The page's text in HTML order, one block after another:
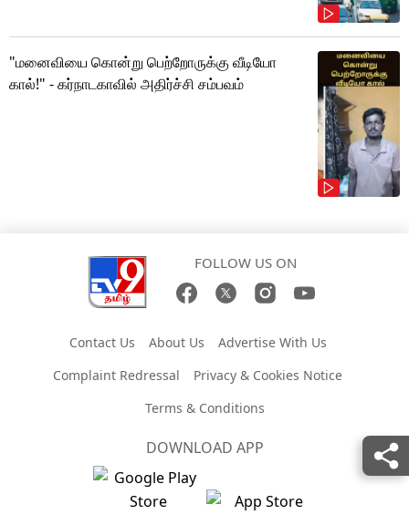
"மனைவியை கொன்று பெற்றோருக்கு வீடியோ
கால்!" - கர்நாடகாவில் அதிர்ச்சி சம்பவம்
FOLLOW US ON
Contact Us About Us
Advertise With Us
Complaint Redressal
Privacy & Cookies Notice
Terms & Conditions
DOWNLOAD APP